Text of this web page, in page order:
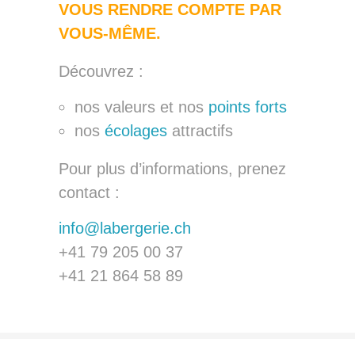
VOUS RENDRE COMPTE PAR
VOUS-MÊME.
Découvrez :
nos valeurs et nos points forts
nos écolages attractifs
Pour plus d’informations, prenez
contact :
info@labergerie.ch
+41 79 205 00 37
+41 21 864 58 89